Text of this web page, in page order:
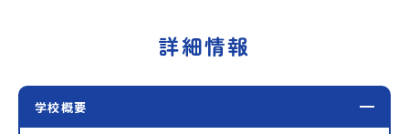
詳細情報
学校概要